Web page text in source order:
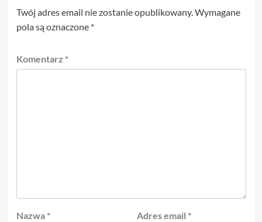
Twój adres email nie zostanie opublikowany.Wymagane
pola są oznaczone *
Komentarz *
Nazwa * Adres email *